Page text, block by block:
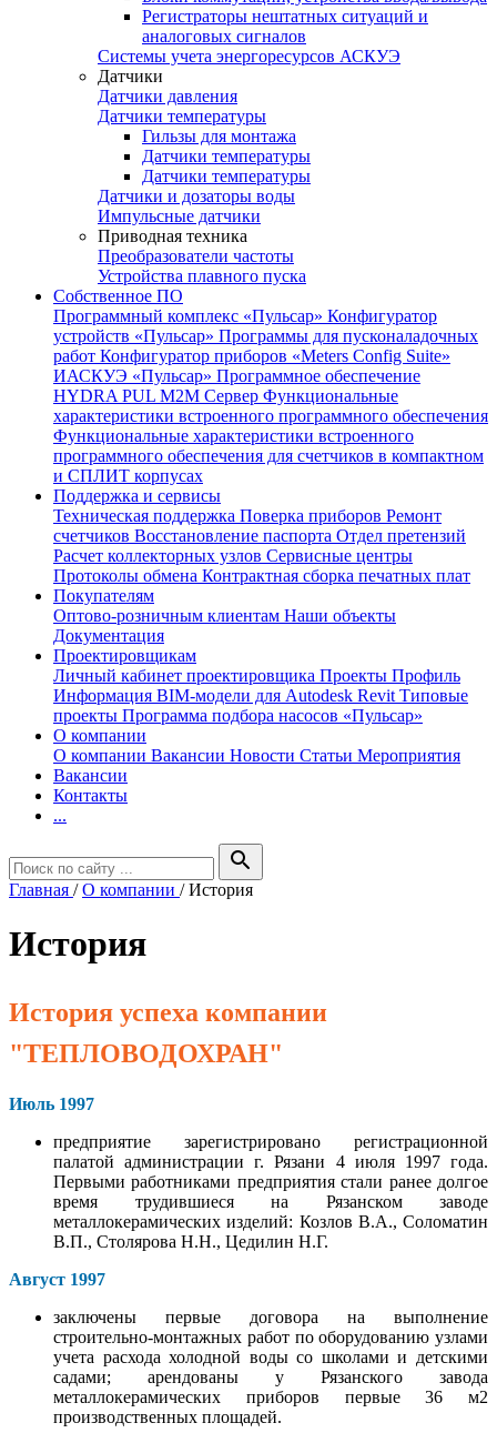
Регистраторы нештатных ситуаций и
аналоговых сигналов
Системы учета энергоресурсов АСКУЭ
Датчики
Датчики давления
Датчики температуры
Гильзы для монтажа
Датчики температуры
Датчики температуры
Датчики и дозаторы воды
Импульсные датчики
Приводная техника
Преобразователи частоты
Устройства плавного пуска
Собственное ПО
Программный комплекс «Пульсар» Конфигуратор
устройств «Пульсар» Программы для пусконаладочных
работ Конфигуратор приборов «Meters Config Suite»
ИАСКУЭ «Пульсар» Программное обеспечение
HYDRA PUL M2M Сервер Функциональные
характеристики встроенного программного обеспечения
Функциональные характеристики встроенного
программного обеспечения для счетчиков в компактном
и СПЛИТ корпусах
Поддержка и сервисы
Техническая поддержка Поверка приборов Ремонт
счетчиков Восстановление паспорта Отдел претензий
Расчет коллекторных узлов Сервисные центры
Протоколы обмена Контрактная сборка печатных плат
Покупателям
Оптово-розничным клиентам Наши объекты
Документация
Проектировщикам
Личный кабинет проектировщика Проекты Профиль
Информация BIM-модели для Autodesk Revit Типовые
проекты Программа подбора насосов «Пульсар»
О компании
О компании Вакансии Новости Статьи Мероприятия
Вакансии
Контакты
...
search
Главная /О компании /История
История
История успеха компании
"ТЕПЛОВОДОХРАН"
Июль 1997
предприятие зарегистрировано регистрационной
палатой администрации г. Рязани 4 июля 1997 года.
Первыми работниками предприятия стали ранее долгое
время трудившиеся на Рязанском заводе
металлокерамических изделий: Козлов В.А., Соломатин
В.П., Столярова Н.Н., Цедилин Н.Г.
Август 1997
заключены первые договора на выполнение
строительно-монтажных работ по оборудованию узлами
учета расхода холодной воды со школами и детскими
садами; арендованы у Рязанского завода
металлокерамических приборов первые 36 м2
производственных площадей.